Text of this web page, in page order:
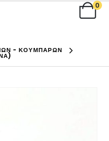
0
- ΚΟΥΜΠΑΡΩΝ